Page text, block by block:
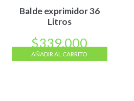
Balde exprimidor 36
Litros
$339.000
AÑADIR AL CARRITO